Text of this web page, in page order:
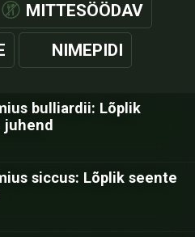
MITTESÖÖDAV
NIMEPIDI
bulliardii: Lõplik
siccus: Lõplik seente